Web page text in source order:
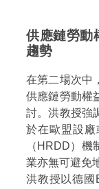
供應鏈勞動
趨勢
在第二場次中
供應鏈勞動權
討。洪教授強
於在歐盟設
（HRDD）
業亦無可避免
洪教授以德國